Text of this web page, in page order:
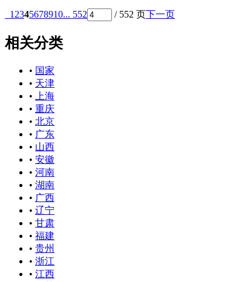
1 2345678910... 552 / 552 页下一页
相关分类
• 国家
• 天津
•
上海
• 重庆
• 北京
• 广东
• 山西
• 安徽
• 河南
• 湖南
• 广西
• 辽宁
• 甘肃
• 福建
• 贵州
• 浙江
• 江西